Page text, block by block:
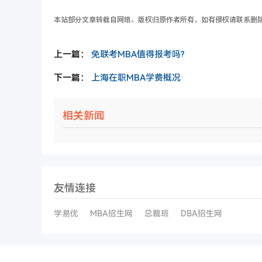
本站部分文章转载自网络。版权归原作者所有，如有侵权请联系删
上一篇： 免联考MBA值得报考吗?
下一篇： 上海在职MBA学费概况
相关新闻
友情连接
学易优 MBA招生网 总裁班 DBA招生网